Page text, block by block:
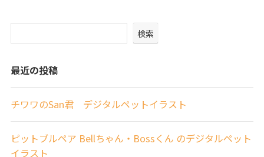
検索
最近の投稿
チワワのSan君 デジタルペットイラスト
ピットブルペア Bellちゃん・Bossくん のデジタルペット
イラスト